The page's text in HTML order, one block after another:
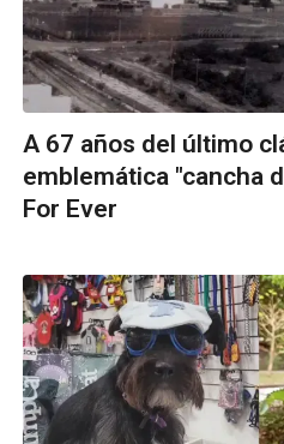
A 67 años del último
emblemática "cancha
For Ever